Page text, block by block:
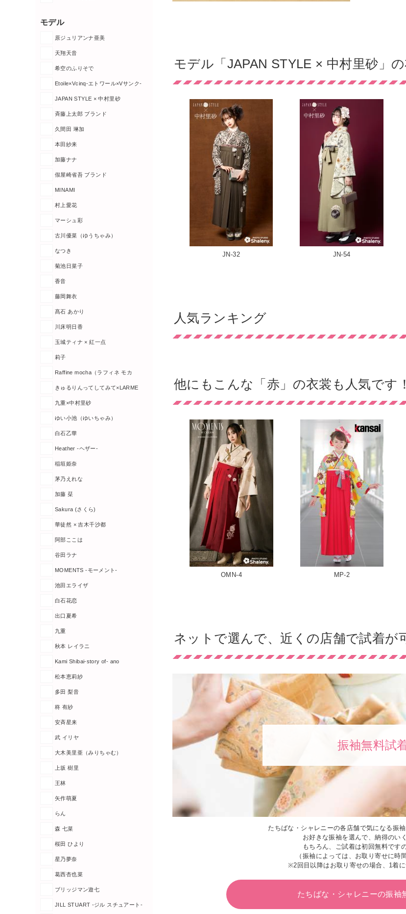
モデル「JAPAN STYLE × 中村里砂」
JN-32 JN-54
人気ランキング
他にもこんな「赤」の衣裳も人気です！
OMN-4 MP-2
ネットで選んで、近くの店舗で試着が
振袖無料試
たちばな・シャレニーの各店舗で気になる振
お好きな振袖を選んで、納得のい
もちろん、ご試着は初回無料です
（振袖によっては、お取り寄せに時
※2回目以降はお取り寄せの場合、1着に
たちばな・シャレニーの振袖
モデル
原ジュリアンナ亜美
天翔天音
希空のふりそで
Etoile×Vcinq-エトワール×Vサンク-
JAPAN STYLE × 中村里砂
斉藤上太郎 ブランド
久間田 琳加
本田紗来
加藤ナナ
假屋崎省吾 ブランド
MINAMI
村上愛花
マーシュ彩
古川優菜（ゆうちゃみ）
なつき
菊池日菜子
香音
藤岡舞衣
髙石 あかり
川床明日香
玉城ティナ × 紅一点
莉子
Raffine mocha（ラフィネ モカ
きゅるりんってしてみて×LARME
九重×中村里砂
ゆい小池（ゆいちゃみ）
白石乙華
Heather -ヘザー-
稲垣姫奈
茅乃えれな
加藤 栞
Sakura (さくら)
華徒然 × 吉木千沙都
阿部ここは
谷田ラナ
MOMENTS -モーメント-
池田エライザ
白石花恋
出口夏希
九重
秋本 レイラニ
Kami Shibai-story of- ano
松本恵莉紗
多田 梨音
柊 有紗
安斉星来
武 イリヤ
大木美里亜（みりちゃむ）
上坂 樹里
王林
矢作萌夏
らん
森 七菜
桜田 ひより
星乃夢奈
葛西杏也菜
ブリッジマン遊七
JILL STUART -ジル スチュアート-